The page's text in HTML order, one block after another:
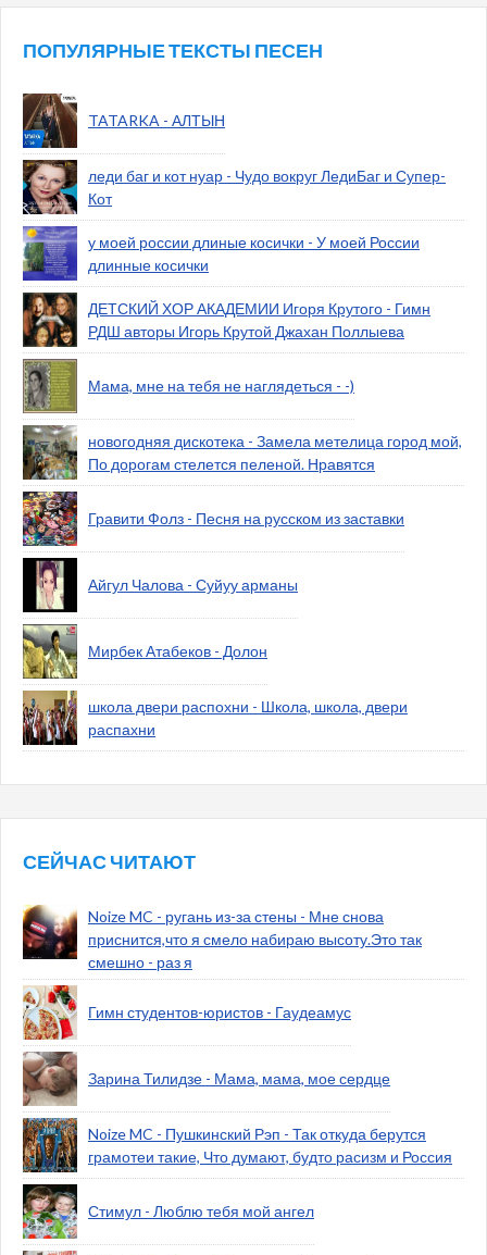
ПОПУЛЯРНЫЕ ТЕКСТЫ ПЕСЕН
TATARKA - АЛТЫН
леди баг и кот нуар - Чудо вокруг ЛедиБаг и Супер-
Кот
у моей россии длиные косички - У моей России
длинные косички
ДЕТСКИЙ ХОР АКАДЕМИИ Игоря Крутого - Гимн
РДШ авторы Игорь Крутой Джахан Поллыева
Мама, мне на тебя не наглядеться - -)
новогодняя дискотека - Замела метелица город мой,
По дорогам стелется пеленой. Нравятся
Гравити Фолз - Песня на русском из заставки
Айгул Чалова - Суйуу арманы
Мирбек Атабеков - Долон
школа двери распохни - Школа, школа, двери
распахни
СЕЙЧАС ЧИТАЮТ
Noize MC - ругань из-за стены - Мне снова
приснится,что я смело набираю высоту.Это так
смешно - раз я
Гимн студентов-юристов - Гаудеамус
Зарина Тилидзе - Мама, мама, мое сердце
Noize MC - Пушкинский Рэп - Так откуда берутся
грамотеи такие, Что думают, будто расизм и Россия
Стимул - Люблю тебя мой ангел